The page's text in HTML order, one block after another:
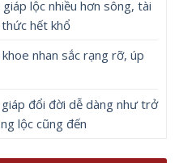
lộc nhiều hơn sông, tài
hết khổ
nhan sắc rạng rỡ, úp
đổi đời dễ dàng như trở
lộc cũng đến